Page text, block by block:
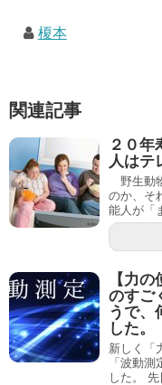
榎本
関連記事
２０年
人はテ
野生動
のか、そ
能人が「
【力
のすご
うで、
した。
新しく「
「波動
した。